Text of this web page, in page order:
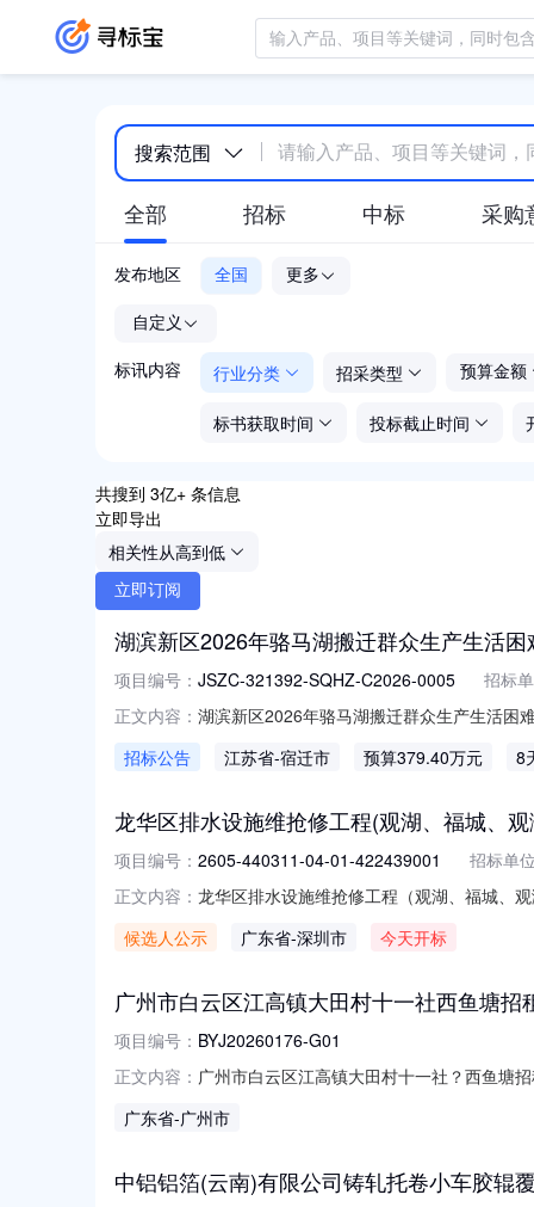
搜索范围
全部 招标 中标 采购
发布地区 全国 更多
自定义
标讯内容 行业分类 招采类型 预算金额
标书获取时间 投标截止时间
共搜到 3亿+ 条信息
立即导出
相关性从高到低
立即订阅
湖滨新区2026年骆马湖搬迁群众生产生活
项目编号： JSZC-321392-SQHZ-C2026-0005
招标
正文内容： 湖滨新区2026年骆马湖搬迁群众生产生活困
前提交响应文件。一、项目基本情况项目
招标公告 江苏省-宿迁市 预算379.40万元 8
龙华区排水设施维抢修工程(观湖、福城、
项目编号： 2605-440311-04-01-422439001
招标单
正文内容： 龙华区排水设施维抢修工程（观湖、福城、
区）（2026-2028）（重新招标）工程类型
候选人公示 广东省-深圳市 今天开标
广州市白云区江高镇大田村十一社西鱼塘招
项目编号： BYJ20260176-G01
正文内容： 广州市白云区江高镇大田村十一社？西鱼塘
解，白云区集体资产交易中心不对上述信息
广东省-广州市
中铝铝箔(云南)有限公司铸轧托卷小车胶辊